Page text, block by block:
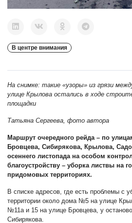
В центре внимания
На снимке: такие «узоры» из грязи
улице Крылова остались в ходе
площадки
Татьяна Сергеева, фото автора
Маршрут очередного рейда – по
Бровцева, Сибирякова, Крылова,
осеннего листопада на особом
благоустройству – уборка листвы на
придомовых территориях.
В списке адресов, где есть проблемы с
территории около дома №5 на улице
№11а и 15 на улице Бровцева, у
Сибирякова.